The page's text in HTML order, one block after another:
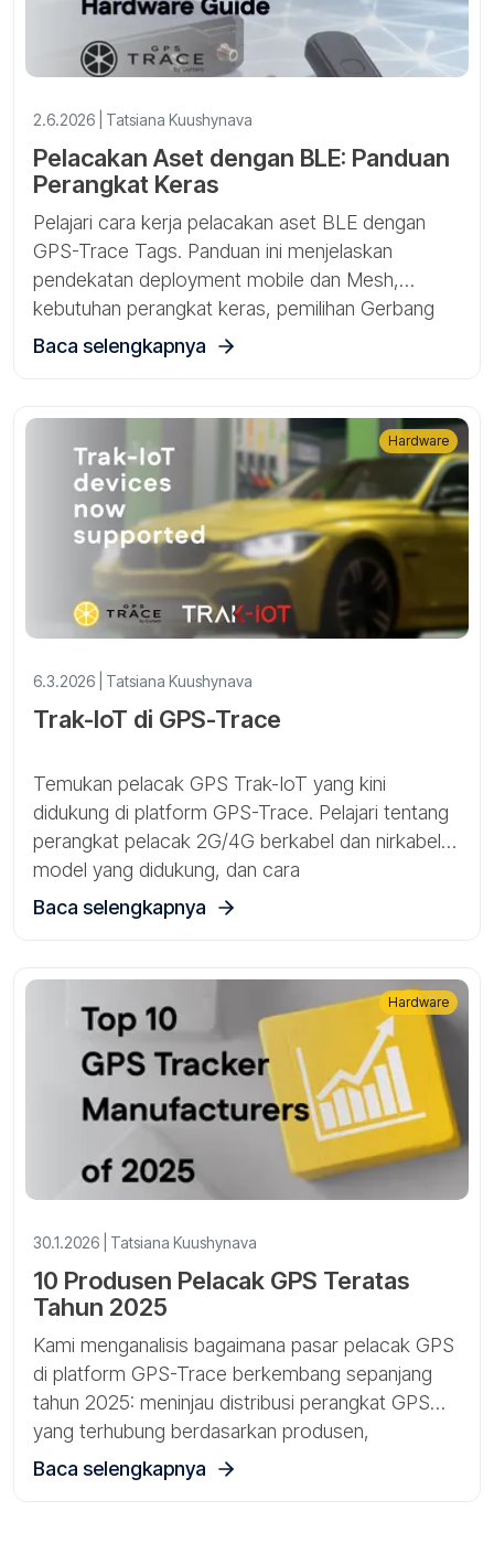
2.6.2026 | Tatsiana Kuushynava
Pelacakan Aset dengan BLE: Panduan
Perangkat Keras
Pelajari cara kerja pelacakan aset BLE dengan
GPS-Trace Tags. Panduan ini menjelaskan
pendekatan deployment mobile dan Mesh,
kebutuhan perangkat keras, pemilihan Gerbang
dan perangkat BLE, serta skenario pelacakan
aset yang praktis.
Baca selengkapnya
6.3.2026 | Tatsiana Kuushynava
Trak-IoT di GPS-Trace
Temukan pelacak GPS Trak-IoT yang kini
didukung di platform GPS-Trace. Pelajari tentang
perangkat pelacak 2G/4G berkabel dan nirkabel,
model yang didukung, dan cara
mengonfigurasinya dengan cepat menggunakan
perintah SMS untuk pelacakan kendaraan dan
Baca selengkapnya
Hardware
30.1.2026 | Tatsiana Kuushynava
10 Produsen Pelacak GPS Teratas
Tahun 2025
Kami menganalisis bagaimana pasar pelacak GPS
di platform GPS-Trace berkembang sepanjang
tahun 2025: meninjau distribusi perangkat GPS
yang terhubung berdasarkan produsen,
mengidentifikasi merek dan model yang
pertumbuhannya paling cepat, serta menyoroti
Baca selengkapnya
Hardware